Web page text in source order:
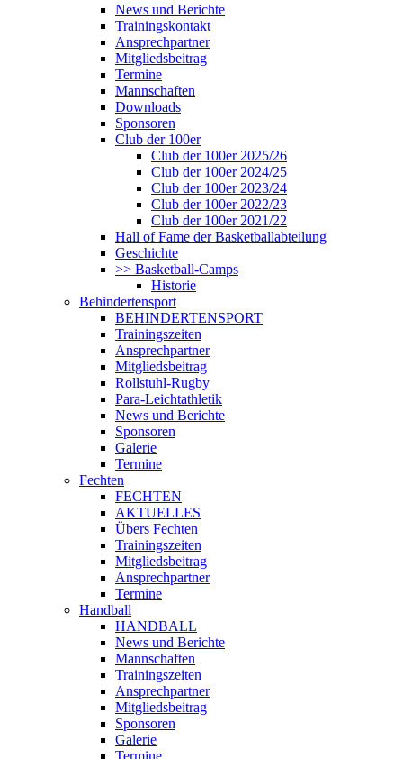
News und Berichte
Trainingskontakt
Ansprechpartner
Mitgliedsbeitrag
Termine
Mannschaften
Downloads
Sponsoren
Club der 100er
Club der 100er 2025/26
Club der 100er 2024/25
Club der 100er 2023/24
Club der 100er 2022/23
Club der 100er 2021/22
Hall of Fame der Basketballabteilung
Geschichte
>> Basketball-Camps
Historie
Behindertensport
BEHINDERTENSPORT
Trainingszeiten
Ansprechpartner
Mitgliedsbeitrag
Rollstuhl-Rugby
Para-Leichtathletik
News und Berichte
Sponsoren
Galerie
Termine
Fechten
FECHTEN
AKTUELLES
Übers Fechten
Trainingszeiten
Mitgliedsbeitrag
Ansprechpartner
Termine
Handball
HANDBALL
News und Berichte
Mannschaften
Trainingszeiten
Ansprechpartner
Mitgliedsbeitrag
Sponsoren
Galerie
Termine